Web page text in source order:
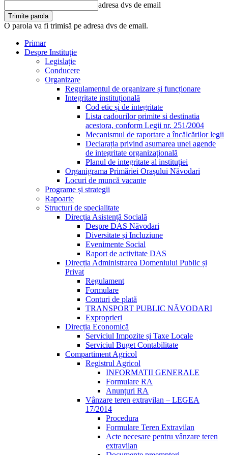
adresa dvs de email
O parola va fi trimisă pe adresa dvs de email.
Primar
Despre Instituție
Legislație
Conducere
Organizare
Regulamentul de organizare și funcționare
Integritate instituțională
Cod etic și de integritate
Lista cadourilor primite si destinatia
acestora, conform Legii nr. 251/2004
Mecanismul de raportare a încălcărilor legii
Declarația privind asumarea unei agende
de integritate organizațională
Planul de integritate al instituției
Organigrama Primăriei Orașului Năvodari
Locuri de muncă vacante
Programe și strategii
Rapoarte
Structuri de specialitate
Direcția Asistență Socială
Despre DAS Năvodari
Diversitate și Incluziune
Evenimente Social
Raport de activitate DAS
Direcția Administrarea Domeniului Public și
Privat
Regulament
Formulare
Conturi de plată
TRANSPORT PUBLIC NĂVODARI
Exproprieri
Direcția Economică
Serviciul Impozite și Taxe Locale
Serviciul Buget Contabilitate
Compartiment Agricol
Registrul Agricol
INFORMATII GENERALE
Formulare RA
Anunțuri RA
Vânzare teren extravilan – LEGEA
17/2014
Procedura
Formulare Teren Extravilan
Acte necesare pentru vânzare teren
extravilan